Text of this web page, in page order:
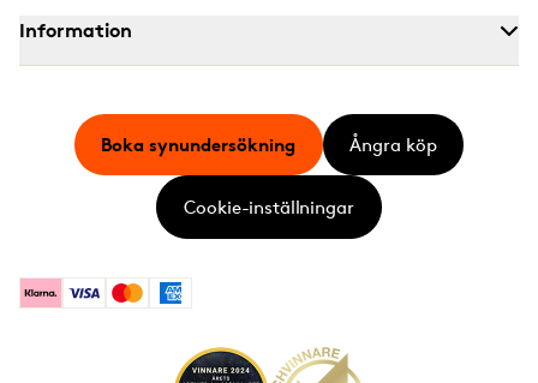
Information
KlarnaVisa MastercardAmerican Express
Boka synundersökning Ångra köp
Cookie-inställningar